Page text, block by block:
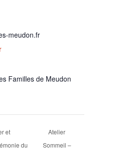
Familles de Meudon
meudon.fr
et
du
Atelier
Sommeil –